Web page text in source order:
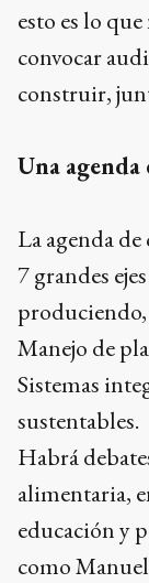
esto es lo
convocar
construir,
Una agenda
La agenda
7 grandes
produciendo,
Manejo de
Sistemas
sustentables.
Habrá
alimentaria,
educación y
como